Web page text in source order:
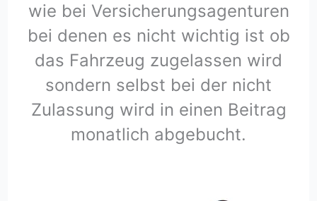
wie bei Versicherungsagenturen
bei denen es nicht wichtig ist ob
das Fahrzeug zugelassen wird
sondern selbst bei der nicht
Zulassung wird in einen Beitrag
monatlich abgebucht.